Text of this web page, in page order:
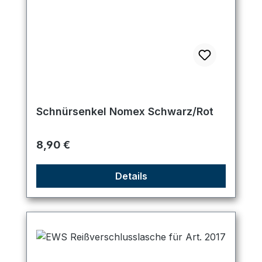
Schnürsenkel Nomex Schwarz/Rot
Regulärer Preis:
8,90 €
Details